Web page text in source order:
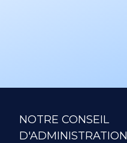
NOTRE CONSEIL
D'ADMINISTRATION